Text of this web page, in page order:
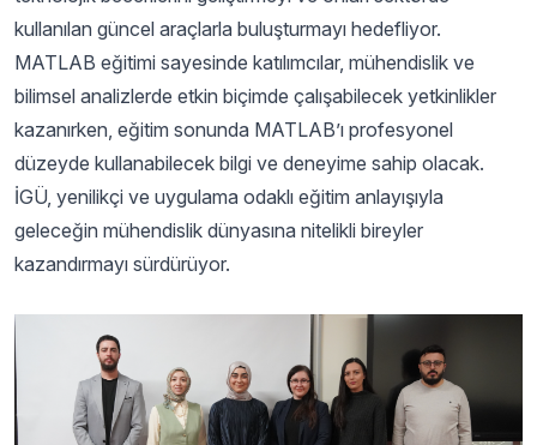
kullanılan güncel araçlarla buluşturmayı hedefliyor.
MATLAB eğitimi sayesinde katılımcılar, mühendislik ve
bilimsel analizlerde etkin biçimde çalışabilecek yetkinlikler
kazanırken, eğitim sonunda MATLAB’ı profesyonel
düzeyde kullanabilecek bilgi ve deneyime sahip olacak.
İGÜ, yenilikçi ve uygulama odaklı eğitim anlayışıyla
geleceğin mühendislik dünyasına nitelikli bireyler
kazandırmayı sürdürüyor.